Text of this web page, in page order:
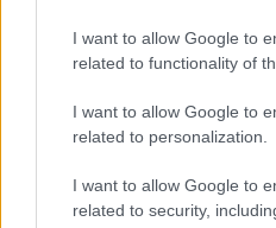
I want to allow Google to
related to functionality of
I want to allow Google to
related to personalization.
I want to allow Google to
related to security,
mindazt, ami történt "
olykor kínlódva, nehezen
Szerettem, mint ahogy ők
- Zalán Tibor szavaival -
meg, akik már eleget
elég erősek és még nem,
még nem. Játszani annyi,